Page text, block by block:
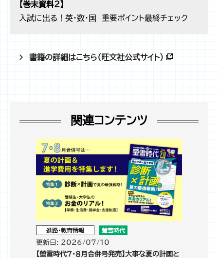
【巻末資料２】
入試に出る！英・数・国 重要ポイント最終チェック
書籍の詳細はこちら（旺文社公式サイト）
関連コンテンツ
進路・教育情報 螢雪時代
更新日: 2026/07/10
【螢雪時代７・８月合併号発売】大事な夏の計画と